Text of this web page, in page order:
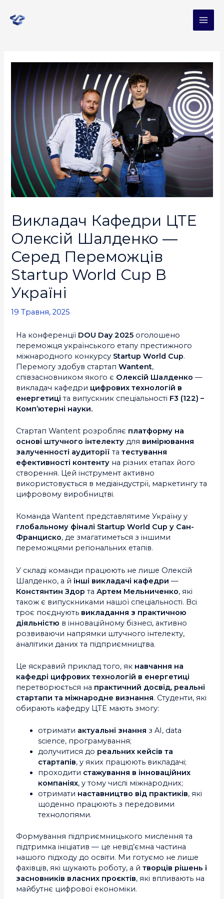
Викладач Кафедри ЦТЕ
Олексій Шалденко —
Серед Переможців
Startup World Cup В
Україні
19 Травня, 2025
На конференції DOU Day 2025 оголошено
переможця українського етапу престижного
міжнародного конкурсу Startup World Cup.
Перемогу здобув стартапWantent,
співзасновником якого є Олексій Шалденко —
викладач кафедри цифрових технологій в
енергетиці та випускник спеціальності F3 (122) –
Комп’ютерні науки.
Стартап Wantent розробляє платформу на
основі штучного інтелекту для вимірювання
залученності аудиторіїтатестування
ефективності контенту на різних етапах його
створення. Цей інструмент активно
використовується в медіаіндустрії, маркетингу та
цифровому виробництві.
Команда Wantent представлятиме Україну у
глобальному фіналі Startup World Cup у Сан-
Франциско, де змагатиметься з іншими
переможцями регіональних етапів.
У складі команди працюють не лише Олексій
Шалденко, а й інші викладачі кафедри —
Констянтин Здор таАртем Мельниченко, які
також є випускниками нашої спеціальності. Всі
троє поєднують викладання з практичною
діяльністю в інноваційному бізнесі, активно
розвиваючи напрямки штучного інтелекту,
аналітики даних та підприємництва.
Це яскравий приклад того, як навчання на
кафедрі цифрових технологій в енергетиці
перетворюється на практичний досвід, реальні
стартапи та міжнародне визнання. Студенти, які
обирають кафедру ЦТЕ мають змогу:
отримати актуальні знання з AI, data
science, програмування;
долучитися до реальних кейсів та
стартапів, у яких працюють викладачі;
проходити стажування в інноваційних
компаніях, у тому числі міжнародних;
отримати наставництво від практиків, які
щоденно працюють з передовими
технологіями.
Формування підприємницького мислення та
підтримка ініціатив — це невід’ємна частина
нашого підходу до освіти. Ми готуємо не лише
фахівців, які шукають роботу, а йтворців рішень і
засновників власних проєктів, які впливають на
майбутнє цифрової економіки.